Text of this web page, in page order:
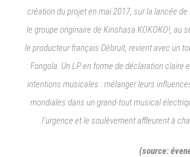
création du projet en mai 2017, sur la lancée de
le groupe originaire de Kinshasa KOKOKO!, au
le producteur français Débruit, revient avec un
: Fongola. Un LP en forme de déclaration claire
intentions musicales : mélanger leurs
mondiales dans un grand-tout musical
l’urgence et le soulèvement affleurent à
(source: